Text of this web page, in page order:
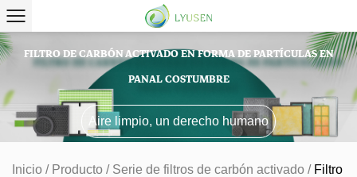
FILTRO DE CARBÓN ACTIVADO EN FORMA DE PARTÍCULAS EN
PANAL COSTUMBRE
Aire limpio, un derecho humano
Inicio / Producto / Serie de filtros de carbón activado / Filtro